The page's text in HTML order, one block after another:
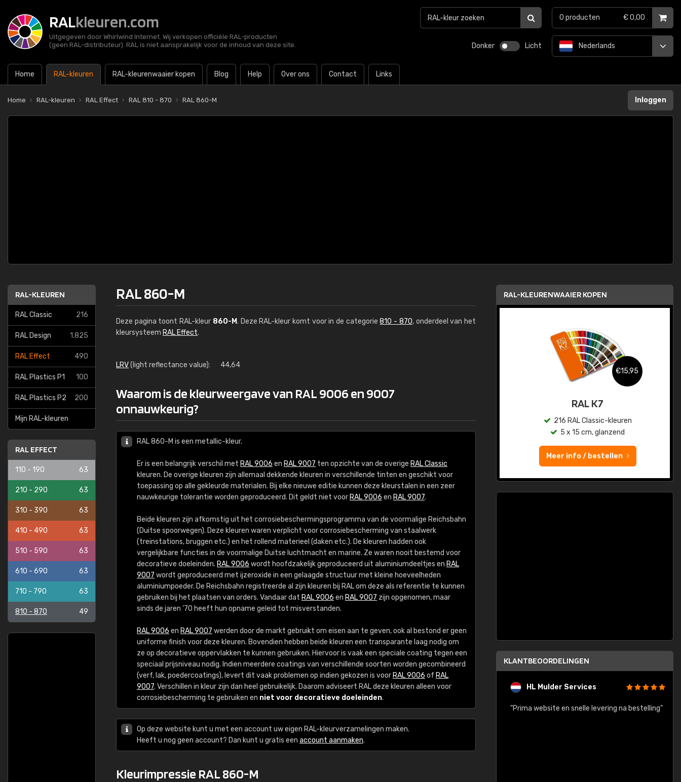
RALkleuren.com
Uitgegeven door Whirlwind Internet. Wij verkopen officiële RAL-producten
(geen RAL-distributeur). RAL is niet aansprakelijk voor de inhoud van deze site.
Donker Licht
Home RAL-kleuren RAL-kleurenwaaier kopen Blog Help Over ons Contact Links
Nederlands
0 producten € 0,00
Home RAL-kleuren RAL Effect RAL 810 - 870 RAL 860-M Inloggen
RAL-KLEUREN
RAL Classic 216
RAL Design 1.825
RAL Effect 490
RAL Plastics P1 100
RAL Plastics P2 200
Mijn RAL-kleuren
RAL EFFECT
110 - 190 63
210 - 290 63
310 - 390 63
410 - 490 63
510 - 590 63
610 - 690 63
710 - 790 63
810 - 870 49
RAL 860-M
Deze pagina toont RAL-kleur 860-M. Deze RAL-kleur komt voor in de categorie810 - 870, onderdeel van het
kleursysteem RAL Effect.
LRV(light reflectance value): 44,64
Waarom is de kleurweergave van RAL 9006 en 9007
onnauwkeurig?
RAL 860-M is een metallic-kleur.
Er is een belangrijk verschil met RAL 9006 en RAL 9007 ten opzichte van de overige RAL Classic
kleuren. De overige kleuren zijn allemaal dekkende kleuren in verschillende tinten en geschikt voor
toepassing op alle gekleurde materialen. Bij elke nieuwe editie kunnen deze kleurstalen in een zeer
nauwkeurige tolerantie worden geproduceerd. Dit geldt niet voor RAL 9006 en RAL 9007.
Beide kleuren zijn afkomstig uit het corrosiebeschermingsprogramma van de voormalige Reichsbahn
(Duitse spoorwegen). Deze kleuren waren verplicht voor corrosiebescherming van staalwerk
(treinstations, bruggen etc.) en het rollend materieel (daken etc.). De kleuren hadden ook
vergelijkbare functies in de voormalige Duitse luchtmacht en marine. Ze waren nooit bestemd voor
decoratieve doeleinden. RAL 9006 wordt hoofdzakelijk geproduceerd uit aluminiumdeeltjes en RAL
9007 wordt geproduceerd met ijzeroxide in een gelaagde structuur met kleine hoeveelheden
aluminiumpoeder. De Reichsbahn registreerde al zijn kleuren bij RAL om deze als referentie te kunnen
gebruiken bij het plaatsen van orders. Vandaar dat RAL 9006 en RAL 9007 zijn opgenomen, maar
sinds de jaren '70 heeft hun opname geleid tot misverstanden.
RAL 9006 en RAL 9007 werden door de markt gebruikt om eisen aan te geven, ook al bestond er geen
uniforme finish voor deze kleuren. Bovendien hebben beide kleuren een transparante laag nodig om
ze op decoratieve oppervlakken te kunnen gebruiken. Hiervoor is vaak een speciale coating tegen een
speciaal prijsniveau nodig. Indien meerdere coatings van verschillende soorten worden gecombineerd
(verf, lak, poedercoatings), levert dit vaak problemen op indien gekozen is voor RAL 9006 of RAL
9007. Verschillen in kleur zijn dan heel gebruikelijk. Daarom adviseert RAL deze kleuren alleen voor
corrosiebescherming te gebruiken en niet voor decoratieve doeleinden.
Op deze website kunt u met een account uw eigen RAL-kleurverzamelingen maken.
Heeft u nog geen account? Dan kunt u gratis een account aanmaken.
Kleurimpressie RAL 860-M
RAL-KLEURENWAAIER KOPEN
216 RAL Classic-kleuren
5 x 15 cm, glanzend
€15,95
RAL K7
216 RAL Classic-kleuren
5 x 15 cm, glanzend
Meer info / bestellen
KLANTBEOORDELINGEN
Kambier BV
"Super snelle service en zeer betaalbaar!"
HL Mulder Services
"Prima website en snelle levering na bestelling"